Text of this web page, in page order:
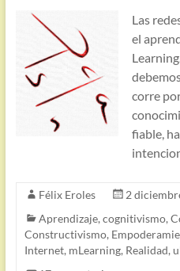
Las
el
corre
fiable,
Félix Eroles
2
Aprendizaje, cognitivismo,
Constructivismo,
Internet, mLearning, Realidad,